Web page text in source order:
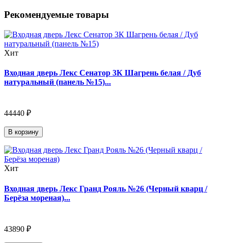
Рекомендуемые товары
Хит
Входная дверь Лекс Сенатор 3К Шагрень белая / Дуб
натуральный (панель №15)...
44440 ₽
В корзину
Хит
Входная дверь Лекс Гранд Рояль №26 (Черный кварц /
Берёза мореная)...
43890 ₽